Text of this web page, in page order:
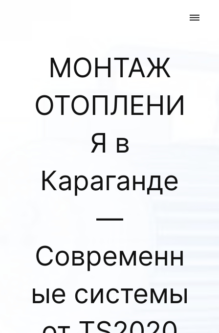
МОНТАЖ
ОТОПЛЕНИ
Я в
Караганде
—
Современн
ые системы